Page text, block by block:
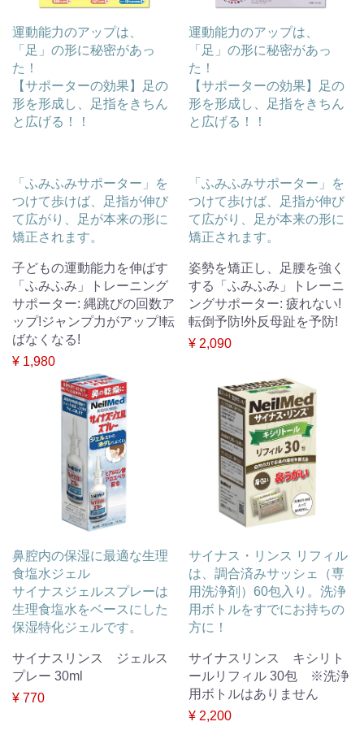
運動能力のアップは、
「足」の形に秘密があっ
た！
【サポーターの効果】足の
形を形成し、足指をきちん
と広げる！！
「ふみふみサポーター」を
つけて歩けば、足指が伸び
て広がり、足が本来の形に
矯正されます。
子どもの運動能力を伸ばす
「ふみふみ」トレーニング
サポーター: 縄跳びの回数ア
ップ!ジャンプ力がアップ!転
ばなくなる!
¥ 1,980
運動能力のアップは、
「足」の形に秘密があっ
た！
【サポーターの効果】足の
形を形成し、足指をきちん
と広げる！！
「ふみふみサポーター」を
つけて歩けば、足指が伸び
て広がり、足が本来の形に
矯正されます。
姿勢を矯正し、足腰を強く
する「ふみふみ」トレーニ
ングサポーター: 疲れない!
転倒予防!外反母趾を予防!
¥ 2,090
鼻腔内の保湿に最適な生理
食塩水ジェル
サイナスジェルスプレーは
生理食塩水をベースにした
保湿特化ジェルです。
サイナスリンス ジェルス
プレー 30ml
¥ 770
サイナス・リンス リフィル
は、調合済みサッシェ（専
用洗浄剤）60包入り。洗浄
用ボトルをすでにお持ちの
方に！
サイナスリンス キシリト
ールリフィル 30包 ※洗浄
用ボトルはありません
¥ 2,200